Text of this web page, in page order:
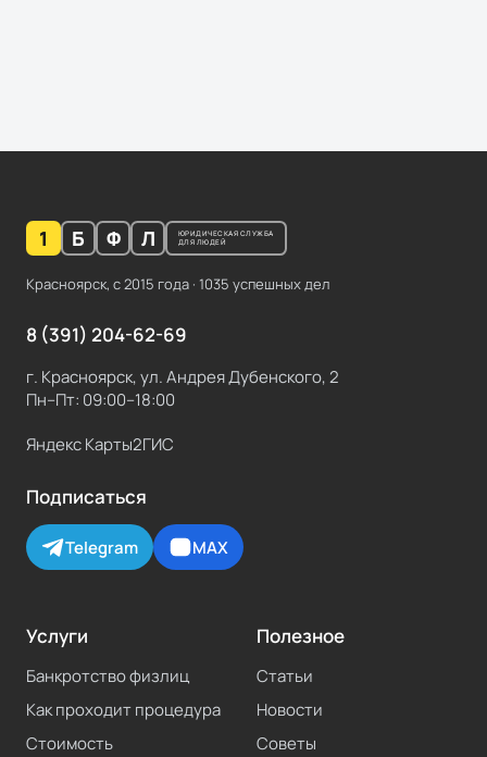
1 Б Ф Л
ЮРИДИЧЕСКАЯ СЛУЖБА
ДЛЯ ЛЮДЕЙ
Красноярск, с2015 года · 1035 успешных дел
8 (391) 204-62-69
г. Красноярск, ул. Андрея Дубенского, 2
Пн–Пт: 09:00–18:00
Яндекс Карты2ГИС
Подписаться
Telegram MAX
Услуги
Банкротство физлиц
Как проходит процедура
Стоимость
Полезное
Статьи
Новости
Советы